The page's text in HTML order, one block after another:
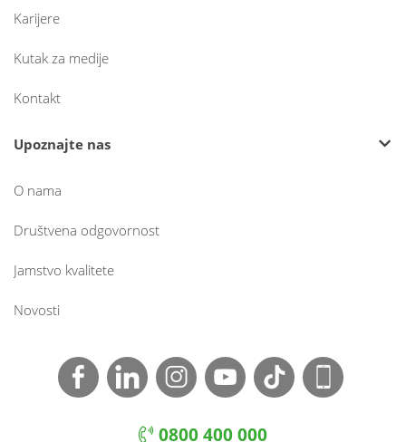
Karijere
Kutak za medije
Kontakt
Upoznajte nas
O nama
Društvena odgovornost
Jamstvo kvalitete
Novosti
0800 400 000